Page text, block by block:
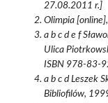
27.08.2011 r.]
Olimpia
a b c d e f
Ulica
ISBN 978-83-
a b c d Leszek
Bibliofilów,